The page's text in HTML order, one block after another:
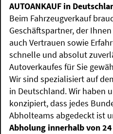
AUTOANKAUF in
Beim Fahrzeugverkauf
Geschäftspartner, der
auch Vertrauen sowie
schnelle und absolut
Autoverkaufes für Sie
Wir sind spezialisiert auf
in Deutschland. Wir haben
konzipiert, dass jedes
Abholteams abgedeckt ist
Abholung innerhalb von